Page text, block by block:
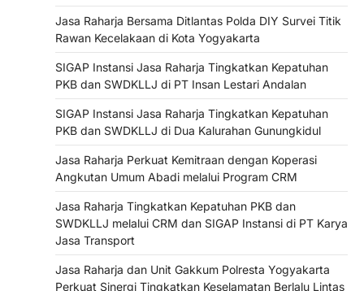
Jasa Raharja Bersama Ditlantas Polda DIY Survei Titik
Rawan Kecelakaan di Kota Yogyakarta
SIGAP Instansi Jasa Raharja Tingkatkan Kepatuhan
PKB dan SWDKLLJ di PT Insan Lestari Andalan
SIGAP Instansi Jasa Raharja Tingkatkan Kepatuhan
PKB dan SWDKLLJ di Dua Kalurahan Gunungkidul
Jasa Raharja Perkuat Kemitraan dengan Koperasi
Angkutan Umum Abadi melalui Program CRM
Jasa Raharja Tingkatkan Kepatuhan PKB dan
SWDKLLJ melalui CRM dan SIGAP Instansi di PT Karya
Jasa Transport
Jasa Raharja dan Unit Gakkum Polresta Yogyakarta
Perkuat Sinergi Tingkatkan Keselamatan Berlalu Lintas